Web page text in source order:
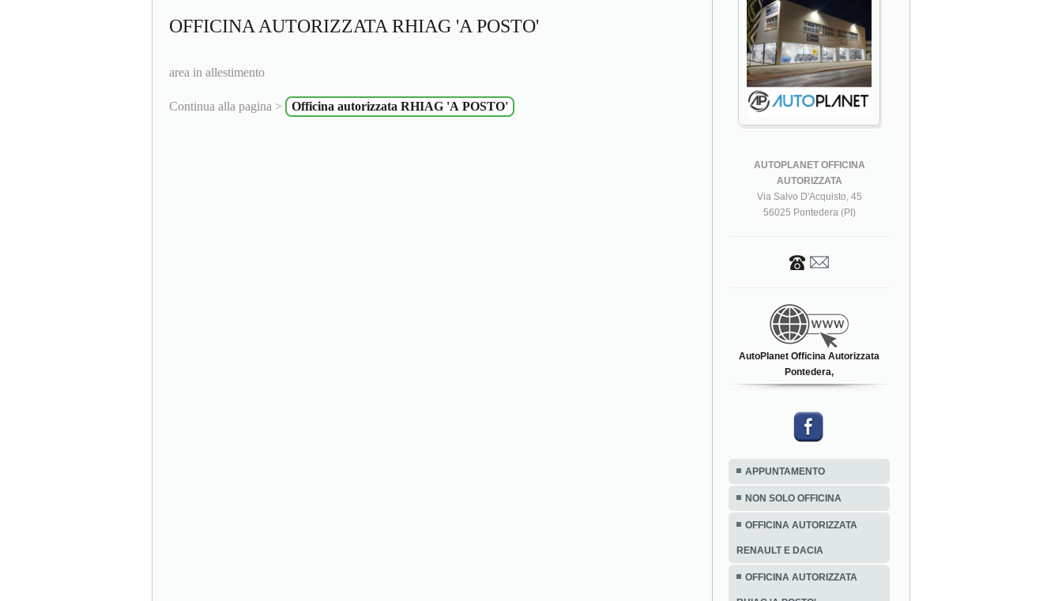
OFFICINA AUTORIZZATA RHIAG 'A POSTO'
area in allestimento
Continua alla pagina > Officina autorizzata RHIAG 'A POSTO'
AUTOPLANET OFFICINA
AUTORIZZATA
Via Salvo D'Acquisto, 45
56025 Pontedera (PI)
AutoPlanet Officina Autorizzata
Pontedera,
APPUNTAMENTO
NON SOLO OFFICINA
OFFICINA AUTORIZZATA
RENAULT E DACIA
OFFICINA AUTORIZZATA